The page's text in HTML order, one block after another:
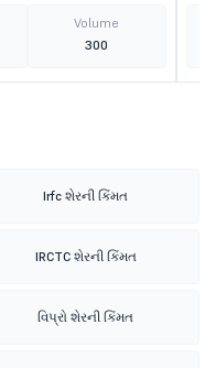
Volume
300
Irfc શેરની કિંમત
IRCTC શેરની કિંમત
વિપ્રો શેરની કિંમત